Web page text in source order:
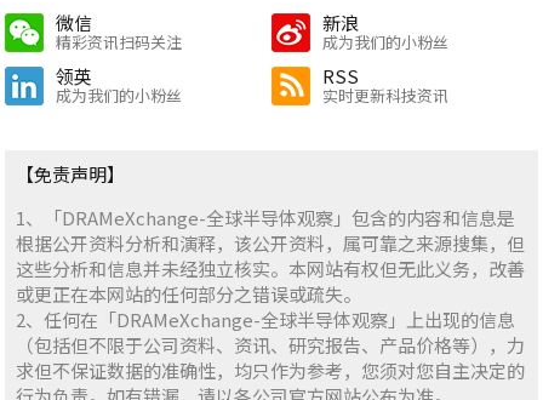
微信
精彩资讯扫码关注
新浪
成为我们的小粉丝
领英
成为我们的小粉丝
RSS
实时更新科技资讯
【免责声明】
1、「DRAMeXchange-全球半导体观察」包含的内容和信息是
根据公开资料分析和演释，该公开资料，属可靠之来源搜集，但
这些分析和信息并未经独立核实。本网站有权但无此义务，改善
或更正在本网站的任何部分之错误或疏失。
2、任何在「DRAMeXchange-全球半导体观察」上出现的信息
（包括但不限于公司资料、资讯、研究报告、产品价格等），力
求但不保证数据的准确性，均只作为参考，您须对您自主决定的